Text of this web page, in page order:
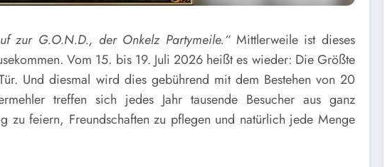
zur G.O.N.D., der Onkelz Partymeile.“Mittlerweile ist dieses
Vom 15. bis 19. Juli 2026 heißt es wieder: Die Größte
Und diesmal wird dies gebührend mit dem Bestehen von 20
treffen sich jedes Jahr tausende Besucher aus ganz
zu feiern, Freundschaften zu pflegen und natürlich jede Menge